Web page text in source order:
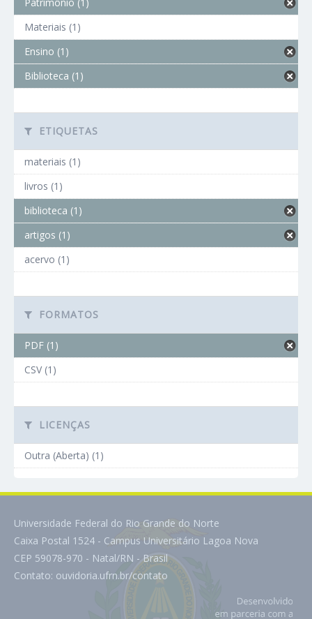
Materiais (1)
Ensino (1)
Biblioteca (1)
ETIQUETAS
materiais (1)
livros (1)
biblioteca (1)
artigos (1)
acervo (1)
FORMATOS
PDF (1)
CSV (1)
LICENÇAS
Outra (Aberta) (1)
Universidade Federal do Rio Grande do Norte
Caixa Postal 1524 - Campus Universitário Lagoa Nova
CEP 59078-970 - Natal/RN - Brasil
Contato: ouvidoria.ufrn.br/contato